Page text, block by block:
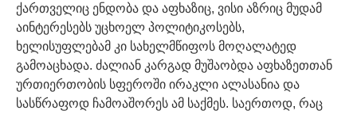
ქართველიც ენდობა და აფხაზიც, ვისი აზრიც მუდამ
აინტერესებს უცხოელ პოლიტიკოსებს,
ხელისუფლებამ კი სახელმწიფოს მოღალატედ
გამოაცხადა. ძალიან კარგად მუშაობდა აფხაზეთთან
ურთიერთობის სფეროში ირაკლი ალასანია და
სასწრაფოდ ჩამოაშორეს ამ საქმეს. საერთოდ, რაც